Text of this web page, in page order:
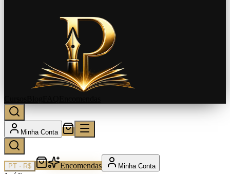
Minha Conta
PT · R$ Encomendas Minha Conta